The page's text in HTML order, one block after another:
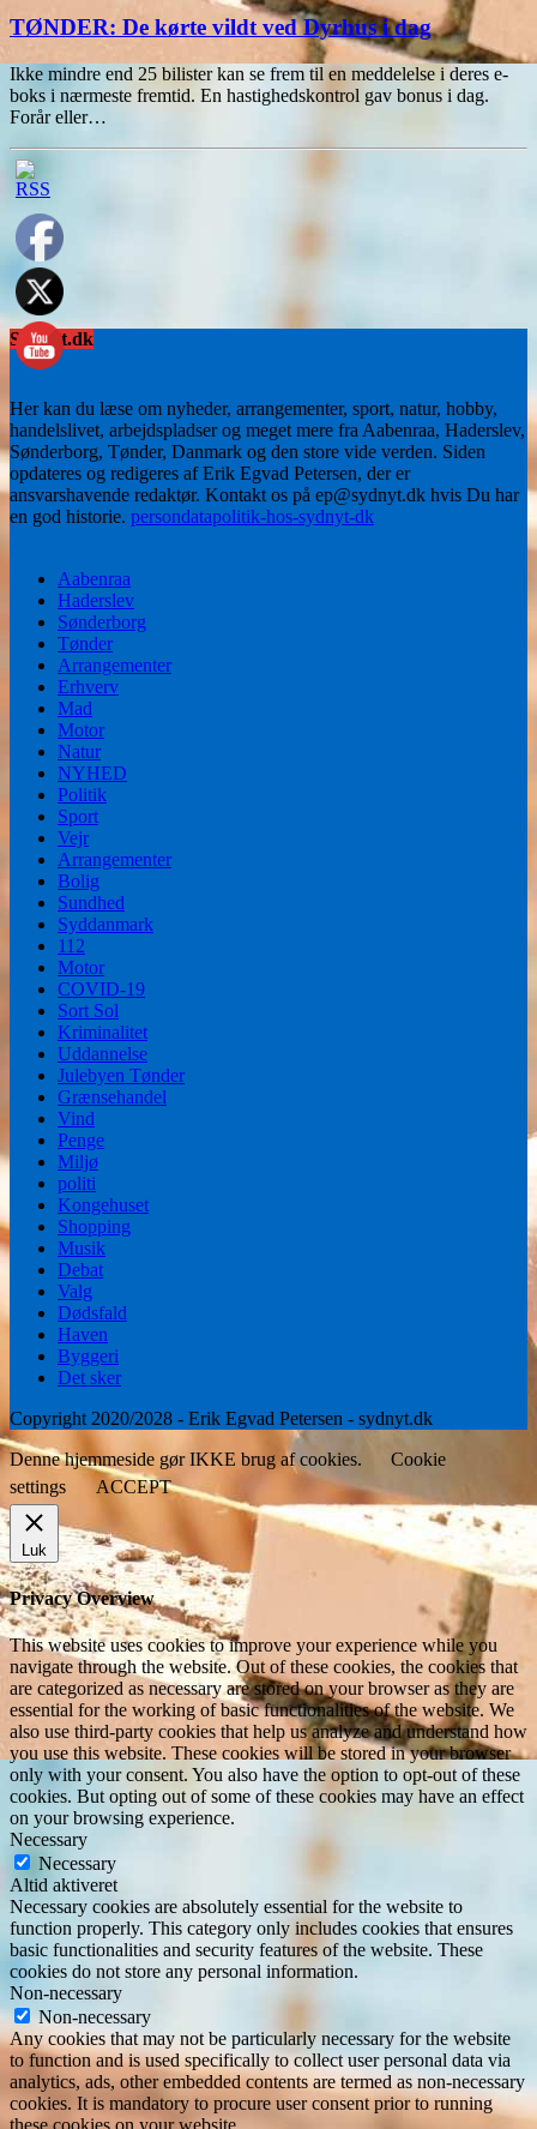
TØNDER: De kørte vildt ved Dyrhus i dag
Ikke mindre end 25 bilister kan se frem til en meddelelse i deres e-
boks i nærmeste fremtid. En hastighedskontrol gav bonus i dag.
Forår eller…
Sydnyt.dk
Her kan du læse om nyheder, arrangementer, sport, natur, hobby,
handelslivet, arbejdspladser og meget mere fra Aabenraa, Haderslev,
Sønderborg, Tønder, Danmark og den store vide verden. Siden
opdateres og redigeres af Erik Egvad Petersen, der er
ansvarshavende redaktør. Kontakt os på ep@sydnyt.dk hvis Du har
en god historie. persondatapolitik-hos-sydnyt-dk
Aabenraa
Haderslev
Sønderborg
Tønder
Arrangementer
Erhverv
Mad
Motor
Natur
NYHED
Politik
Sport
Vejr
Arrangementer
Bolig
Sundhed
Syddanmark
112
Motor
COVID-19
Sort Sol
Kriminalitet
Uddannelse
Julebyen Tønder
Grænsehandel
Vind
Penge
Miljø
politi
Kongehuset
Shopping
Musik
Debat
Valg
Dødsfald
Haven
Byggeri
Det sker
Copyright 2020/2028 - Erik Egvad Petersen - sydnyt.dk
Denne hjemmeside gør IKKE brug af cookies.
Cookie
settings
ACCEPT
Luk
Privacy Overview
This website uses cookies to improve your experience while you
navigate through the website. Out of these cookies, the cookies that
are categorized as necessary are stored on your browser as they are
essential for the working of basic functionalities of the website. We
also use third-party cookies that help us analyze and understand how
you use this website. These cookies will be stored in your browser
only with your consent. You also have the option to opt-out of these
cookies. But opting out of some of these cookies may have an effect
on your browsing experience.
Necessary
Necessary
Altid aktiveret
Necessary cookies are absolutely essential for the website to
function properly. This category only includes cookies that ensures
basic functionalities and security features of the website. These
cookies do not store any personal information.
Non-necessary
Non-necessary
Any cookies that may not be particularly necessary for the website
to function and is used specifically to collect user personal data via
analytics, ads, other embedded contents are termed as non-necessary
cookies. It is mandatory to procure user consent prior to running